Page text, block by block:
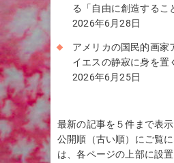
る「自由に創造するこ
2026年6月28日
アメリカの国民的画家
イエスの静寂に身を置
2026年6月25日
最新の記事を５件まで表示
公開順（古い順）にご覧
は、各ページの上部に設